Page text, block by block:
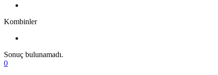
Kombinler
Sonuç bulunamadı.
0